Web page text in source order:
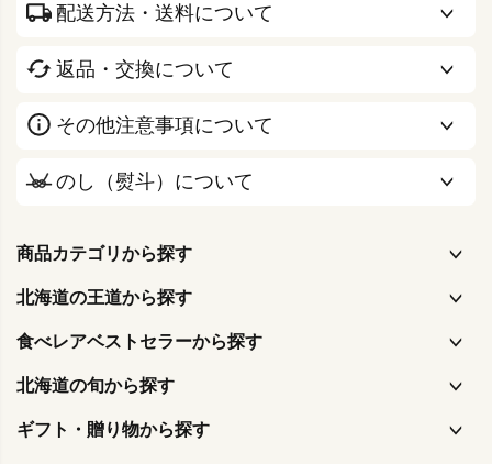
配送方法・送料について
返品・交換について
その他注意事項について
のし（熨斗）について
商品カテゴリから探す
北海道の王道から探す
食べレアベストセラーから探す
北海道の旬から探す
ギフト・贈り物から探す